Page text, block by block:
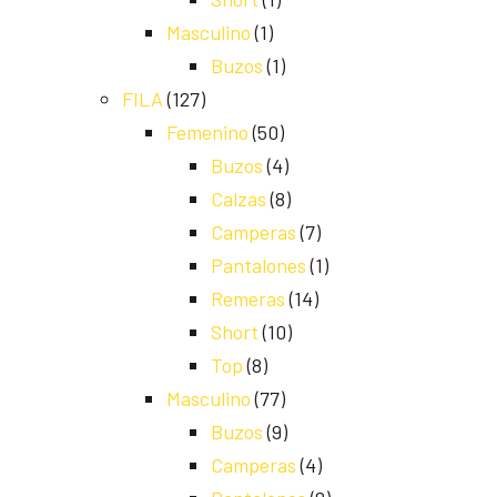
Masculino (1)
Buzos (1)
FILA (127)
Femenino (50)
Buzos (4)
Calzas (8)
Camperas (7)
Pantalones (1)
Remeras (14)
Short (10)
Top (8)
Masculino (77)
Buzos (9)
Camperas (4)